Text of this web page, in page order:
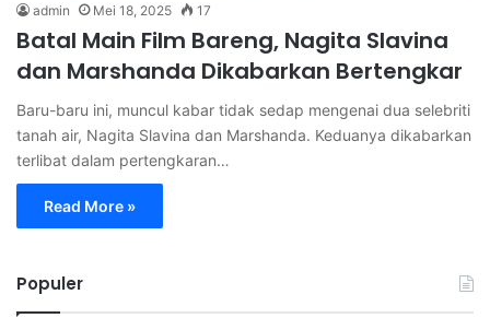
admin Mei 18, 2025 17
Batal Main Film Bareng, Nagita Slavina
dan Marshanda Dikabarkan Bertengkar
Baru-baru ini, muncul kabar tidak sedap mengenai dua selebriti
tanah air, Nagita Slavina dan Marshanda. Keduanya dikabarkan
terlibat dalam pertengkaran…
Read More »
Populer